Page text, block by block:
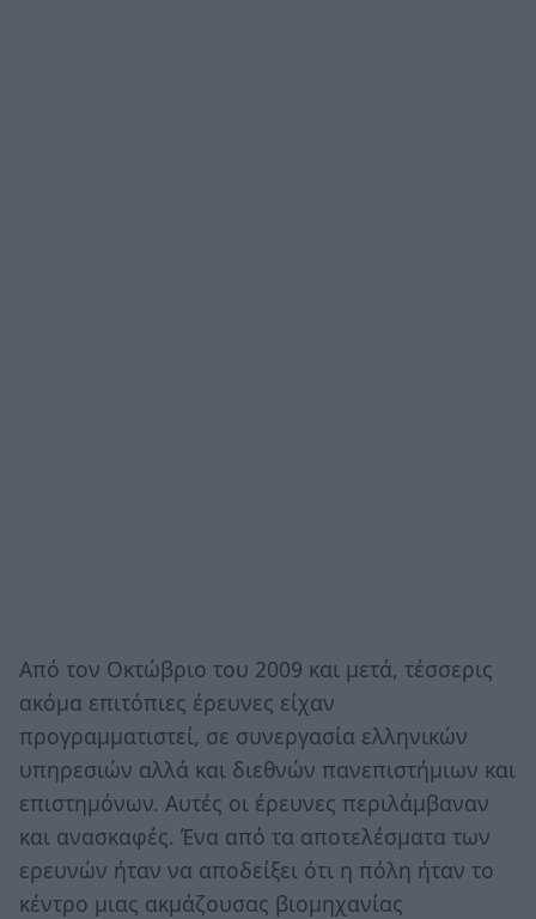
Από τον Οκτώβριο του 2009 και μετά, τέσσερις
ακόμα επιτόπιες έρευνες είχαν
προγραμματιστεί, σε συνεργασία ελληνικών
υπηρεσιών αλλά και διεθνών πανεπιστήμιων και
επιστημόνων. Αυτές οι έρευνες περιλάμβαναν
και ανασκαφές. Ένα από τα αποτελέσματα των
ερευνών ήταν να αποδείξει ότι η πόλη ήταν το
κέντρο μιας ακμάζουσας βιομηχανίας